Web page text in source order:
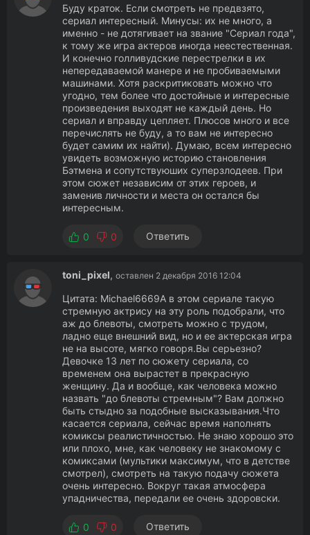
Буду краток. Если смотреть не предвзято,
сериал интересный. Минусы: их не много, а
именно - не дотягивает на звание "Сериал года",
к тому же игра актеров иногда неестественная.
И конечно голливудские перестрелки в их
непередаваемой манере и не пробиваемыми
машинами. Хотя раскритиковать можно что
угодно, тем более что достойные и интересные
произведения выходят не каждый день. Но
сериал и вправду цепляет. Плюсов много и все
перечислять не буду, а то вам не интересно
будет самим их найти). Думаю, всем интересно
увидеть возможную историю становления
Бэтмена и сопутствуюших суперзлодеев. При
этом сюжет независим от этих героев, и
заменив личности и места он остался бы
интересным.
0 0 Ответить
toni_pixel, оставлен 2 декабря 2016 12:04
Цитата: Michael6669А в этом сериале такую
стремную актрису на эту роль подобрали, что
аж до блевоты, смотреть можно с трудом,
ладно еще внешний вид, но и ее актерская игра
не на высоте, мягко говоря.Вы серьезно?
Девочке 13 лет по сюжету сериала, со
временем она вырастет в прекрасную
женщину. Да и вообще, как человека можно
назвать "до блевоты стремным"? Вам должно
быть стыдно за подобные высказывания.Что
касается сериала, сейчас время наполнять
комиксы реалистичностью. Не знаю хорошо это
или плохо, мне, как человеку не знакомому с
комиксами (мультики максимум, что в детстве
смотрел), смотреть на такую подачу сюжета
очень интересно. Вокруг такая атмосфера
упадничества, передали ее очень здоровски.
0 0 Ответить